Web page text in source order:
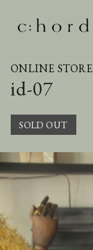
ONLINE STORE
id-07